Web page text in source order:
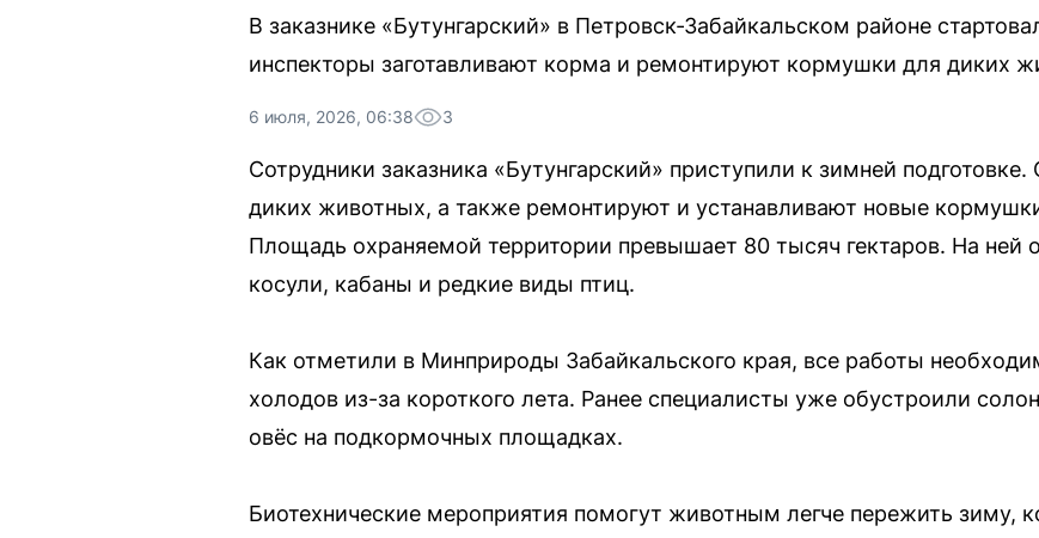
В заказнике «Бутунгарский» в Петровск-Забайкальском районе
инспекторы заготавливают корма и ремонтируют кормушки для диких
6 июля, 2026, 06:38 3
Сотрудники заказника «Бутунгарский» приступили к зимней
диких животных, а также ремонтируют и устанавливают новые
Площадь охраняемой территории превышает 80 тысяч гектаров. На ней
косули, кабаны и редкие виды птиц.
Как отметили в Минприроды Забайкальского края, все работы
холодов из-за короткого лета. Ранее специалисты уже обустроили
овёс на подкормочных площадках.
Биотехнические мероприятия помогут животным легче пережить зиму,